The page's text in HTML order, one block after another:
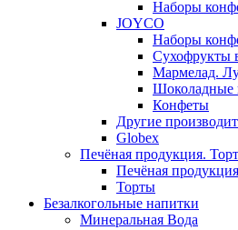
Наборы
JOYCO
Наборы
Сухофрукты
Мармелад.
Шоколадные
Конфеты
Другие
Globex
Печёная продукция.
Печёная продукция
Торты
Безалкогольные напитки
Минеральная Вода